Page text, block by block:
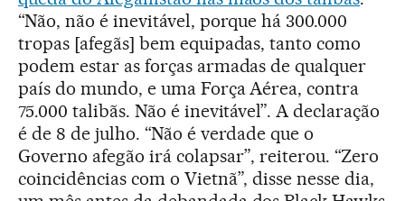
“Não, não é inevitável, porque há 300.000
tropas [afegãs] bem equipadas, tanto como
podem estar as forças armadas de qualquer
país do mundo, e uma Força Aérea, contra
75.000 talibãs. Não é inevitável”. A declaração
é de 8 de julho. “Não é verdade que o
Governo afegão irá colapsar”, reiterou. “Zero
coincidências com o Vietnã”, disse nesse dia,